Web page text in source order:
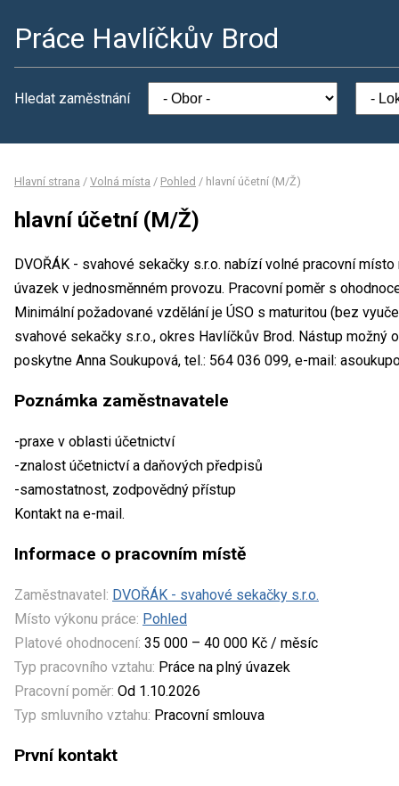
Práce Havlíčkův Brod
Hledat zaměstnání
Hlavní strana / Volná místa / Pohled / hlavní účetní (M/Ž)
hlavní účetní (M/Ž)
DVOŘÁK - svahové sekačky s.r.o. nabízí volné pracovní
úvazek v jednosměnném provozu. Pracovní poměr s
Minimální požadované vzdělání je ÚSO s maturitou (bez
svahové sekačky s.r.o., okres Havlíčkův Brod. Nástup možný
poskytne Anna Soukupová, tel.: 564 036 099, e-mail:
Poznámka zaměstnavatele
-praxe v oblasti účetnictví
-znalost účetnictví a daňových předpisů
-samostatnost, zodpovědný přístup
Kontakt na e-mail.
Informace o pracovním místě
Zaměstnavatel: DVOŘÁK - svahové sekačky s.r.o.
Místo výkonu práce: Pohled
Platové ohodnocení: 35 000 – 40 000 Kč / měsíc
Typ pracovního vztahu: Práce na plný úvazek
Pracovní poměr: Od 1.10.2026
Typ smluvního vztahu: Pracovní smlouva
První kontakt